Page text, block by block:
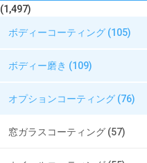
(1,497)
ボディーコーティング (105)
ボディー磨き (109)
オプションコーティング (76)
窓ガラスコーティング (57)